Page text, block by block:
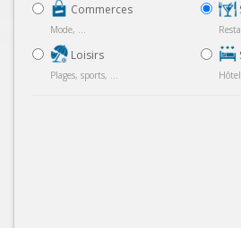
Commerces
Mode, ...
Loisirs
Plages, sports, ...